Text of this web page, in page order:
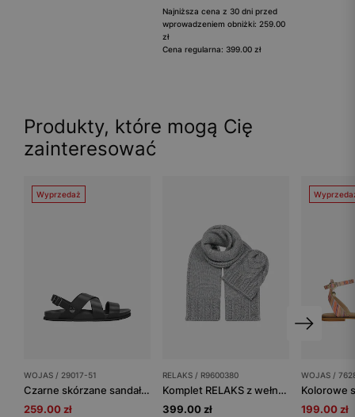
Najniższa cena z 30 dni przed
wprowadzeniem obniżki: 259.00
zł
Cena regularna: 399.00 zł
Produkty, które mogą Cię
zainteresować
Wyprzedaż
WOJAS / 29017-51
Czarne skórzane sandały męskie
259.00 zł
RELAKS / R9600380
Komplet RELAKS z wełny merino - czapka + szalik
399.00 zł
WOJAS /
199.00 zł